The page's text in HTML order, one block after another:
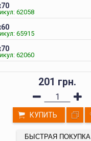
62058
65915
62060
201 грн.
КУПИТЬ
БЫСТРАЯ ПОКУПКА